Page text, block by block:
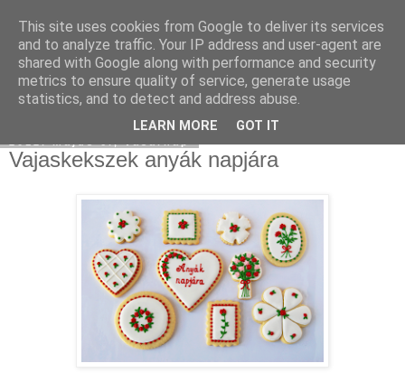
Moha Konyha
Vajaskekszek anyák napjára
This site uses cookies from Google to deliver its services
and to analyze traffic. Your IP address and user-agent are
shared with Google along with performance and security
metrics to ensure quality of service, generate usage
statistics, and to detect and address abuse.
LEARN MORE GOT IT